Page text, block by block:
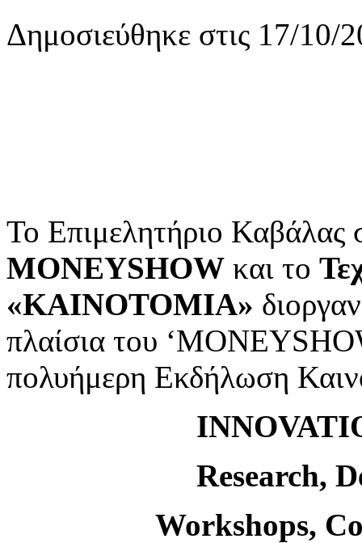
Δημοσιεύθηκε στις 17/10/
Το Επιμελητήριο Καβάλας
MONEYSHOW και το
«ΚΑΙΝΟΤΟΜΙΑ»
πλαίσια του
πολυήμερη Εκδήλωση
Research,
Workshops,